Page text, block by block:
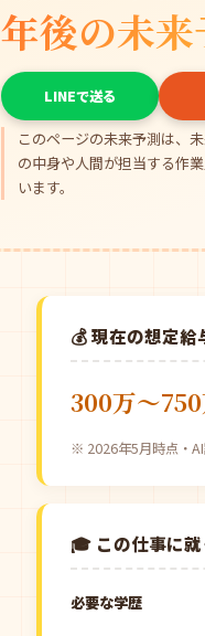
年後の未
LINEで送る
このページの未来予測は、
の中身や人間が担当する作
います。
💰 現在の想定給
300万〜
※ 2026年5月時点・AI
🎓 この仕事に
必要な学歴